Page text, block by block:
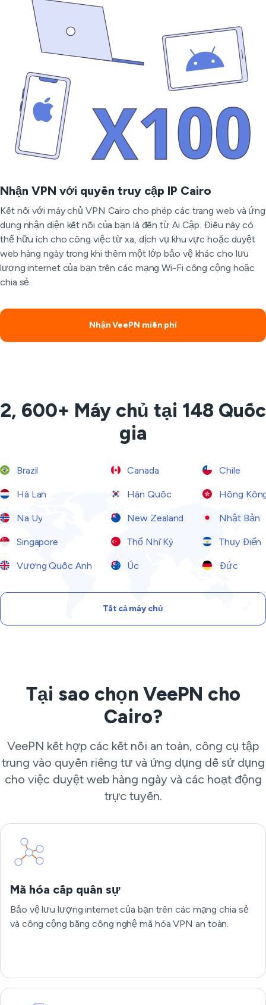
Nhận VPN với quyền truy cập IP Cairo
Kết nối với máy chủ VPN Cairo cho phép các trang web và ứng
dụng nhận diện kết nối của bạn là đến từ Ai Cập. Điều này có
thể hữu ích cho công việc từ xa, dịch vụ khu vực hoặc duyệt
web hàng ngày trong khi thêm một lớp bảo vệ khác cho lưu
lượng internet của bạn trên các mạng Wi-Fi công cộng hoặc
chia sẻ.
Nhận VeePN miễn phí
2, 600+ Máy chủ tại 148 Quốc
gia
Brazil Canada Chile
Hà Lan Hàn Quốc Hồng
Na Uy New Zealand Nhật Bản
Singapore Thổ Nhĩ Kỳ Thụy Điển
Vương Quốc Anh Úc Đức
Tất cả máy chủ
Tại sao chọn VeePN cho
Cairo?
VeePN kết hợp các kết nối an toàn, công cụ tập
trung vào quyền riêng tư và ứng dụng dễ sử dụng
cho việc duyệt web hàng ngày và các hoạt động
trực tuyến.
Mã hóa cấp quân sự
Bảo vệ lưu lượng internet của bạn trên các mạng chia sẻ
và công cộng bằng công nghệ mã hóa VPN an toàn.